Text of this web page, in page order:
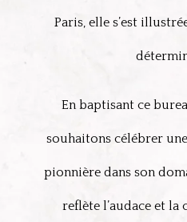
Paris, elle s’est
En baptisant ce
souhaitons célébrer
pionnière dans son
reflète l’audace et